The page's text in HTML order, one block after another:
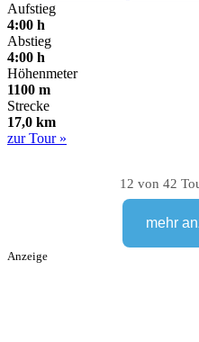
Aufstieg
4:00 h
Abstieg
4:00 h
Höhenmeter
1100 m
Strecke
17,0 km
zur Tour »
12 von 42
mehr
Anzeige